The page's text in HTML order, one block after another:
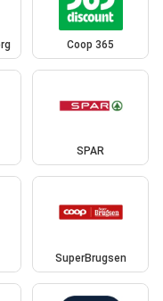
Coop 365
SPAR
SuperBrugsen